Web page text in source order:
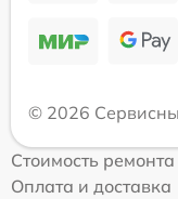
© 2026
Стоимость ремонта
Оплата и доставка